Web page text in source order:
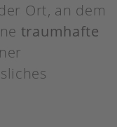
Ort, an dem
traumhafte